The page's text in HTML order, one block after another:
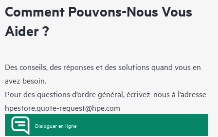
Comment Pouvons-Nous Vous
Aider ?
Des conseils, des réponses et des solutions quand vous en
avez besoin.
Pour des questions d’ordre général, écrivez-nous à l’adresse
hpestore.quote-request@hpe.com
Dialoguer en ligne